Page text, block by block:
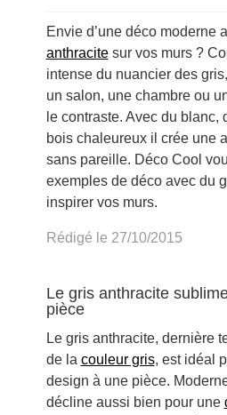
Envie d’une déco moderne
anthracitesur vos murs ?
intense du nuancier des
un salon, une chambre ou
le contraste. Avec du blanc,
bois chaleureux il crée une
sans pareille. Déco Cool
exemples de déco avec du
inspirer vos murs.
Rédigé le 27/10/2015
Le gris anthracite
pièce
Le gris anthracite, dernière
de la couleur gris, est idéal
design à une pièce.
décline aussi bien pour une